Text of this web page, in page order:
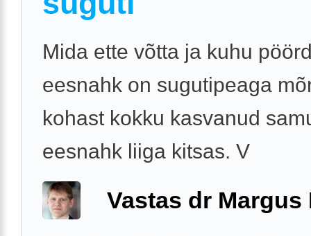
Mida ette võtta ja kuhu
eesnahk on sugutipeaga
kohast kokku kasvanud
eesnahk liiga kitsas. V
Vastas dr Margus